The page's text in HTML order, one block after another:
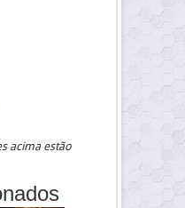
acima estão